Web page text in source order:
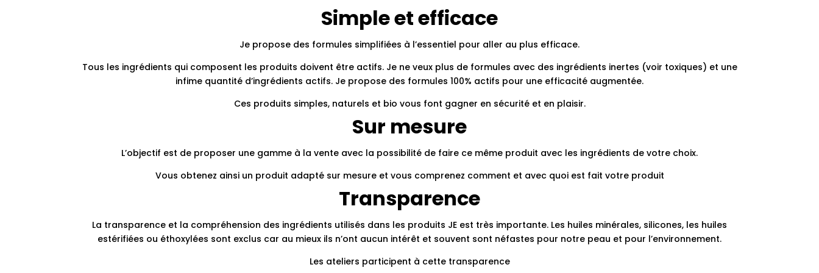
Simple et efficace
Je propose des formules simplifiées à l’essentiel pour aller au plus efficace.
Tous les ingrédients qui composent les produits doivent être actifs. Je ne veux plus de formules avec des ingrédients inertes (voir toxiques) et une
infime quantité d’ingrédients actifs. Je propose des formules 100% actifs pour une efficacité augmentée.
Ces produits simples, naturels et bio vous font gagner en sécurité et en plaisir.
Sur mesure
L’objectif est de proposer une gamme à la vente avec la possibilité de faire ce même produit avec les ingrédients de votre choix.
Vous obtenez ainsi un produit adapté sur mesure et vous comprenez comment et avec quoi est fait votre produit
Transparence
La transparence et la compréhension des ingrédients utilisés dans les produits JE est très importante. Les huiles minérales, silicones, les huiles
estérifiées ou éthoxylées sont exclus car au mieux ils n’ont aucun intérêt et souvent sont néfastes pour notre peau et pour l’environnement.
Les ateliers participent à cette transparence